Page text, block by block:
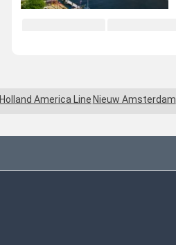
Holland America Line Nieuw Amsterdam